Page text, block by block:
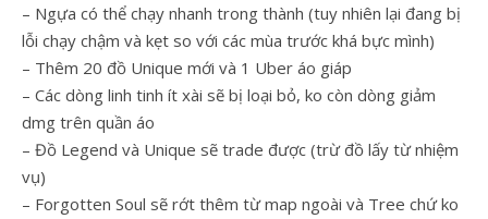
– Ngựa có thể chạy nhanh trong thành (tuy nhiên lại đang bị
lỗi chạy chậm và kẹt so với các mùa trước khá bực mình)
– Thêm 20 đồ Unique mới và 1 Uber áo giáp
– Các dòng linh tinh ít xài sẽ bị loại bỏ, ko còn dòng giảm
dmg trên quần áo
– Đồ Legend và Unique sẽ trade được (trừ đồ lấy từ nhiệm
vụ)
– Forgotten Soul sẽ rớt thêm từ map ngoài và Tree chứ ko